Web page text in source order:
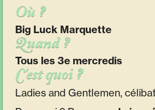
Où ?
Big Luck Marquette
Quand ?
Tous les 3e mercredis
C'est quoi ?
Ladies and Gentlemen,